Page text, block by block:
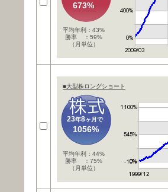
673%
平均年利：43%
勝率 ：59%
（月単位）
■大型株ロングショート
23年8ヶ月で
1056%
平均年利：44%
勝率 ：75%
（月単位）